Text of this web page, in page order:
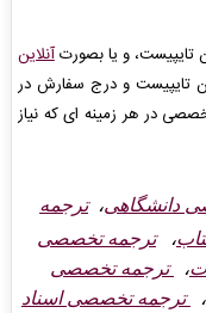
تایپیست، و یا بصورتآنلاین
تایپیست و درج سفارش در
در هر زمینه ای که نیاز
دانشگاهی،ترجمه
،ترجمه تخصصی
،
ترجمه تخصصی
،
ترجمه تخصصی اسناد